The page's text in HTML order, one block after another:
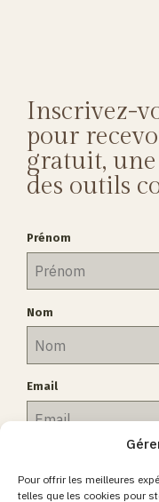
Pour offrir les meilleures
telles que les cookies pour
Inscrivez-
pour
gratuit,
des outils
Prénom
Nom
Email
Inscription